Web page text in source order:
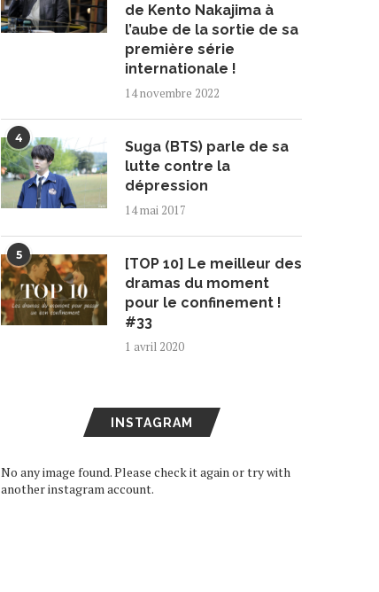
de Kento Nakajima à
l’aube de la sortie de sa
première série
internationale !
14 novembre 2022
4
Suga (BTS) parle de sa
lutte contre la
dépression
14 mai 2017
5
[TOP 10] Le meilleur des
dramas du moment
pour le confinement !
#33
1 avril 2020
INSTAGRAM
No any image found. Please check it again or try with
another instagram account.